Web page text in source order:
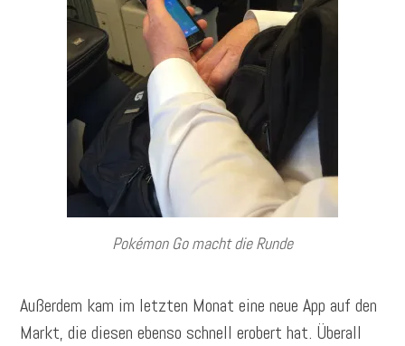
Pokémon Go macht die Runde
Außerdem kam im letzten Monat eine neue App auf den
Markt, die diesen ebenso schnell erobert hat. Überall